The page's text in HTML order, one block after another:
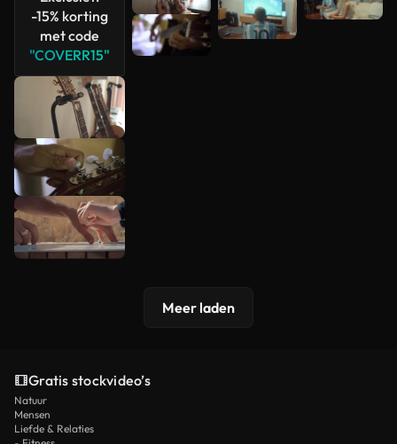
-15% korting
met code
"COVERR15"
Meer laden
Gratis stockvideo’s
Natuur
Mensen
Liefde & Relaties